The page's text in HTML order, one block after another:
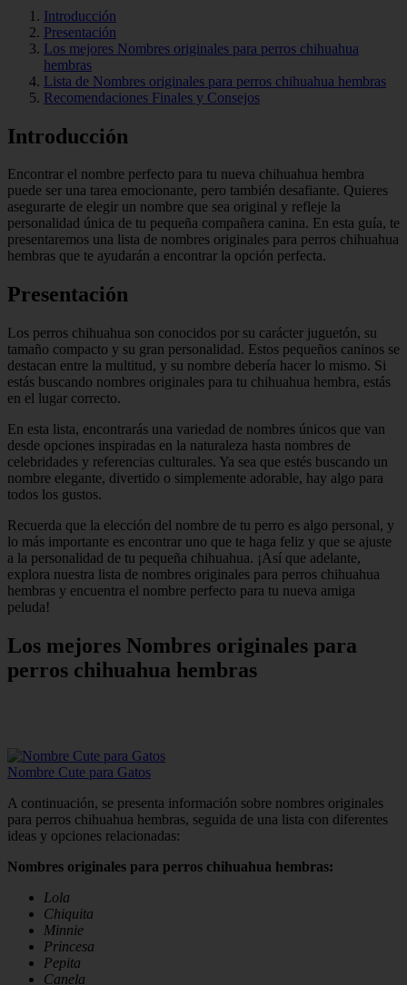
Introducción
Presentación
Los mejores Nombres originales para perros chihuahua
hembras
Lista de Nombres originales para perros chihuahua hembras
Recomendaciones Finales y Consejos
Introducción
Encontrar el nombre perfecto para tu nueva chihuahua hembra
puede ser una tarea emocionante, pero también desafiante. Quieres
asegurarte de elegir un nombre que sea original y refleje la
personalidad única de tu pequeña compañera canina. En esta guía, te
presentaremos una lista de nombres originales para perros chihuahua
hembras que te ayudarán a encontrar la opción perfecta.
Presentación
Los perros chihuahua son conocidos por su carácter juguetón, su
tamaño compacto y su gran personalidad. Estos pequeños caninos se
destacan entre la multitud, y su nombre debería hacer lo mismo. Si
estás buscando nombres originales para tu chihuahua hembra, estás
en el lugar correcto.
En esta lista, encontrarás una variedad de nombres únicos que van
desde opciones inspiradas en la naturaleza hasta nombres de
celebridades y referencias culturales. Ya sea que estés buscando un
nombre elegante, divertido o simplemente adorable, hay algo para
todos los gustos.
Recuerda que la elección del nombre de tu perro es algo personal, y
lo más importante es encontrar uno que te haga feliz y que se ajuste
a la personalidad de tu pequeña chihuahua. ¡Así que adelante,
explora nuestra lista de nombres originales para perros chihuahua
hembras y encuentra el nombre perfecto para tu nueva amiga
peluda!
Los mejores Nombres originales para
perros chihuahua hembras
Nombre Cute para Gatos
A continuación, se presenta información sobre nombres originales
para perros chihuahua hembras, seguida de una lista con diferentes
ideas y opciones relacionadas:
Nombres originales para perros chihuahua hembras:
Lola
Chiquita
Minnie
Princesa
Pepita
Canela